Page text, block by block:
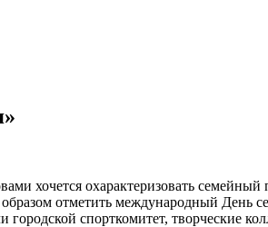
хочется охарактеризовать
отметить международный
спорткомитет, творческие